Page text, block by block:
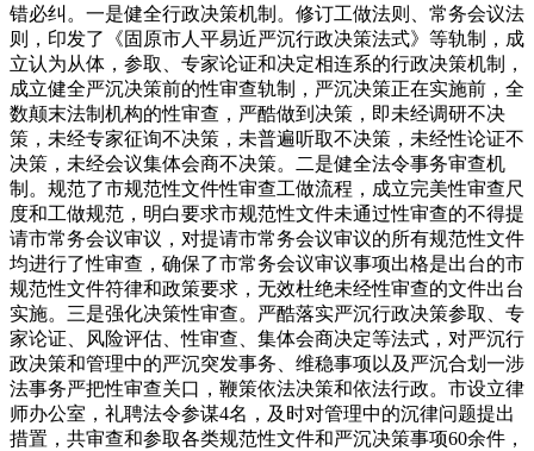
错必纠。一是健全行政决策机制。修订工做法则、常务会议法
则，印发了《固原市人平易近严沉行政决策法式》等轨制，成
立认为从体，参取、专家论证和决定相连系的行政决策机制，
成立健全严沉决策前的性审查轨制，严沉决策正在实施前，全
数颠末法制机构的性审查，严酷做到决策，即未经调研不决
策，未经专家征询不决策，未普遍听取不决策，未经性论证不
决策，未经会议集体会商不决策。二是健全法令事务审查机
制。规范了市规范性文件性审查工做流程，成立完美性审查尺
度和工做规范，明白要求市规范性文件未通过性审查的不得提
请市常务会议审议，对提请市常务会议审议的所有规范性文件
均进行了性审查，确保了市常务会议审议事项出格是出台的市
规范性文件符律和政策要求，无效杜绝未经性审查的文件出台
实施。三是强化决策性审查。严酷落实严沉行政决策参取、专
家论证、风险评估、性审查、集体会商决定等法式，对严沉行
政决策和管理中的严沉突发事务、维稳事项以及严沉合划一涉
法事务严把性审查关口，鞭策依法决策和依法行政。市设立律
师办公室，礼聘法令参谋4名，及时对管理中的沉律问题提出
措置，共审查和参取各类规范性文件和严沉决策事项60余件，